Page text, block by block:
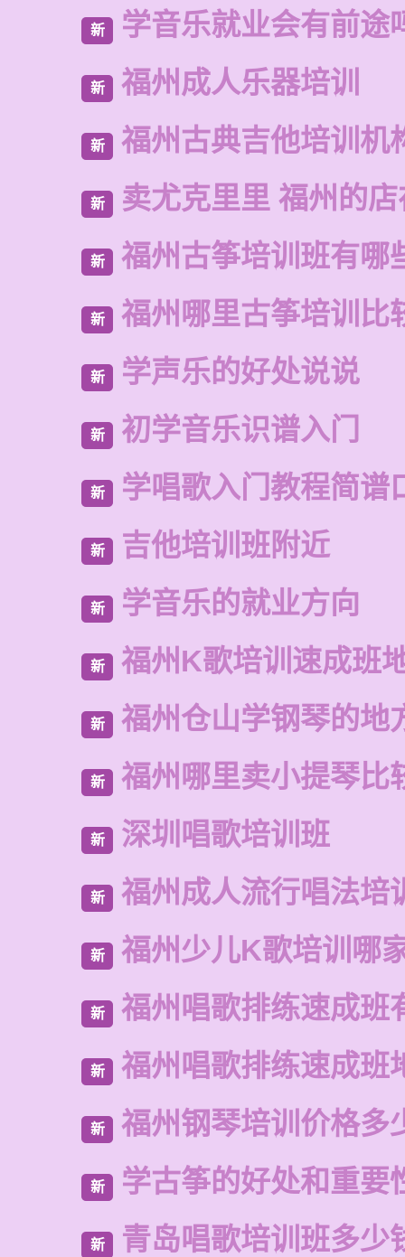
新 学音乐就业会有前途
新 福州成人乐器培训
新 福州古典吉他培训机
新 卖尤克里里 福州的
新 福州古筝培训班有哪
新 福州哪里古筝培训比
新 学声乐的好处说说
新 初学音乐识谱入门
新 学唱歌入门教程简谱
新 吉他培训班附近
新 学音乐的就业方向
新 福州K歌培训速成班
新 福州仓山学钢琴的地
新 福州哪里卖小提琴比
新 深圳唱歌培训班
新 福州成人流行唱法培
新 福州少儿K歌培训哪
新 福州唱歌排练速成班
新 福州唱歌排练速成班
新 福州钢琴培训价格多
新 学古筝的好处和重要
新 青岛唱歌培训班多少